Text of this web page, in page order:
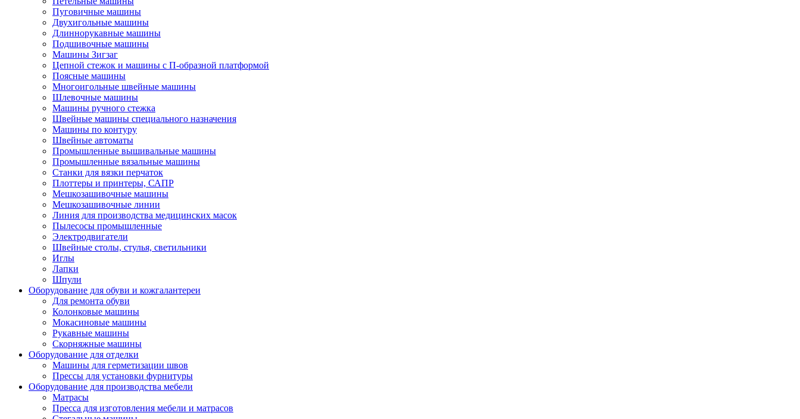
Пуговичные машины
Двухигольные машины
Длиннорукавные машины
Подшивочные машины
Машины Зигзаг
Цепной стежок и машины с П-образной платформой
Поясные машины
Многоигольные швейные машины
Шлевочные машины
Машины ручного стежка
Швейные машины специального назначения
Машины по контуру
Швейные автоматы
Промышленные вышивальные машины
Промышленные вязальные машины
Станки для вязки перчаток
Плоттеры и принтеры, САПР
Мешкозашивочные машины
Мешкозашивочные линии
Линия для производства медицинских масок
Пылесосы промышленные
Электродвигатели
Швейные столы, стулья, светильники
Иглы
Лапки
Шпули
Оборудование для обуви и кожгалантереи
Для ремонта обуви
Колонковые машины
Мокасиновые машины
Рукавные машины
Скорняжные машины
Оборудование для отделки
Машины для герметизации швов
Прессы для установки фурнитуры
Оборудование для производства мебели
Матрасы
Пресса для изготовления мебели и матрасов